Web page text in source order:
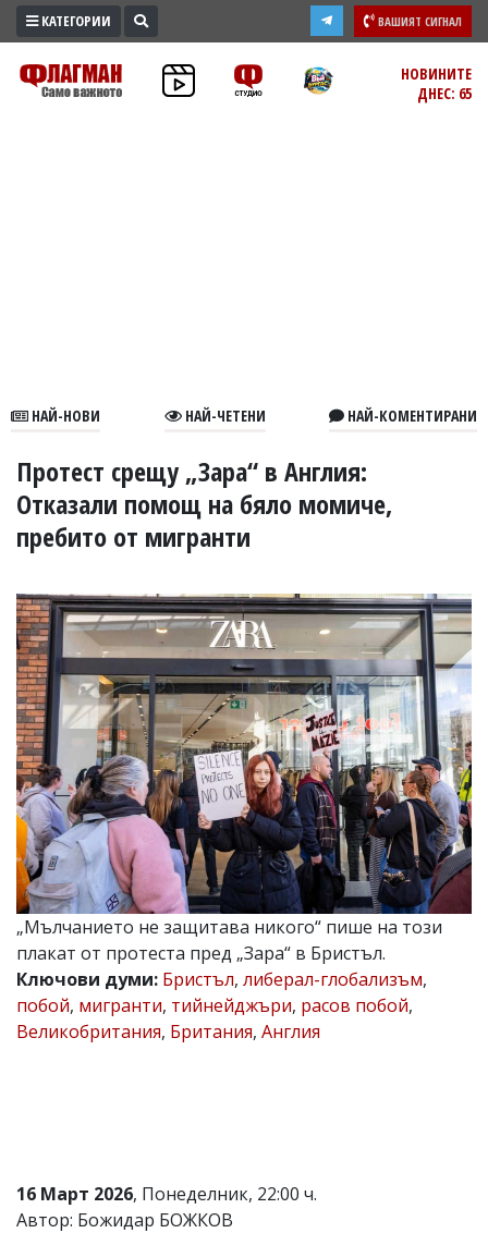
ПРОМО
ЗОНА
В
УКРАЙНА
СПОРТ
РАЗСЛЕДВАНЕ
БИЗНЕС
ЮГ
Управители:
Веселин
Василев,
email:
v.vasilev@flagman.bg
Катя
Касабова,
еmail:k.kassabova@flagman.bg
Главен
редактор:
Иван
Колев,
email:
office@flagman.bg
Коментарите
статиите
носи
отговорност
КАТЕГОРИИ ВАШИЯТ СИГНАЛ
НОВИНИТЕ
ДНЕС: 65
НАЙ-НОВИ НАЙ-ЧЕТЕНИ НАЙ-КОМЕНТИРАНИ
Протест срещу „Зара“ в Англия:
Отказали помощ на бяло момиче,
пребито от мигранти
„Мълчанието не защитава никого“ пише на този
плакат от протеста пред „Зара“ в Бристъл.
Ключови думи: Бристъл, либерал-глобализъм,
побой, мигранти, тийнейджъри, расов побой,
Великобритания, Британия, Англия
16 Март 2026, Понеделник, 22:00 ч.
Автор: Божидар БОЖКОВ